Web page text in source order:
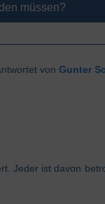
müssen?
von Gunter
Jeder ist davon